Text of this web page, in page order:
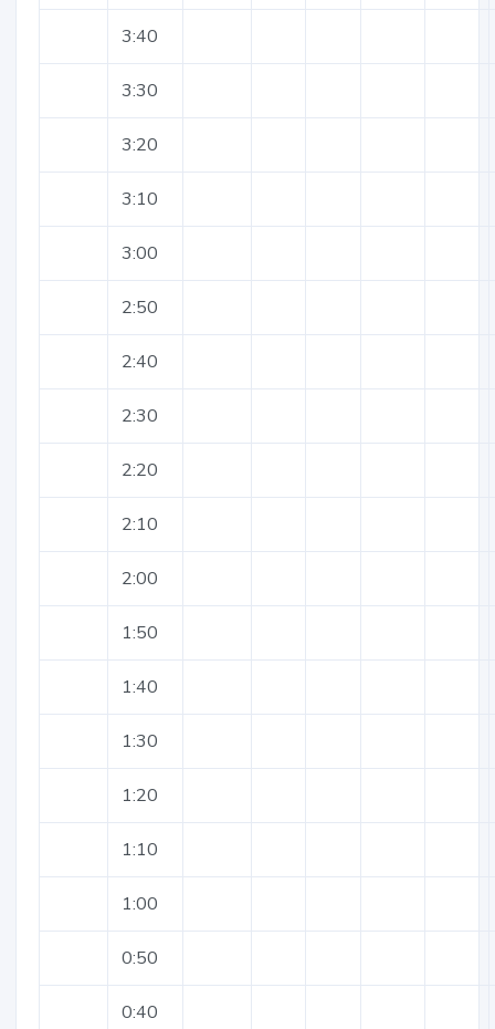
3:40
3:30
3:20
3:10
3:00
2:50
2:40
2:30
2:20
2:10
2:00
1:50
1:40
1:30
1:20
1:10
1:00
0:50
0:40